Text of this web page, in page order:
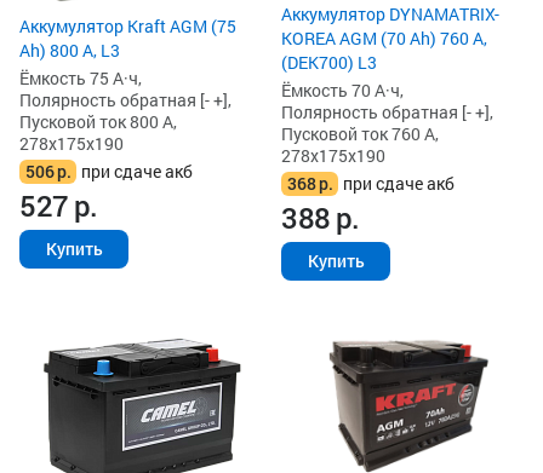
Аккумулятор Kraft AGM (75
Ah) 800 А, L3
Ёмкость 75 А·ч,
Полярность обратная [- +],
Пусковой ток 800 А,
278x175x190
506р. при сдаче акб
527р.
Купить
Аккумулятор DYNAMATRIX-
KOREA AGM (70 Ah) 760 А,
(DEK700) L3
Ёмкость 70 А·ч,
Полярность обратная [- +],
Пусковой ток 760 А,
278x175x190
368р. при сдаче акб
388р.
Купить